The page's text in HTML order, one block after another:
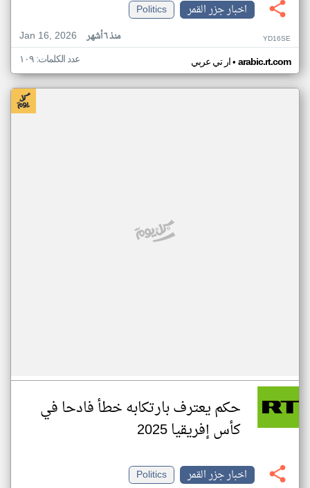
اخبار جزر القمر
Politics
Jan 16, 2026
منذ ٦ أشهر YD16SE
ار تي عربي• arabic.rt.com عدد الكلمات: ١٠٩
حكم يعترف بارتكابه خطأ فادحا في
كأس إفريقيا 2025
اخبار جزر القمر
Politics